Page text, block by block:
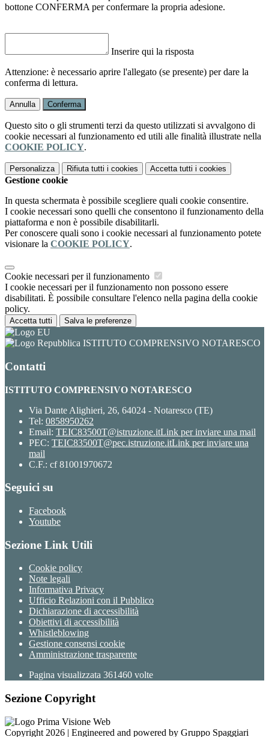
bottone CONFERMA per confermare la propria adesione.
Inserire qui la risposta
Attenzione: è necessario aprire l'allegato (se presente) per dare la
conferma di lettura.
Annulla Conferma
Questo sito o gli strumenti terzi da questo utilizzati si avvalgono di
cookie necessari al funzionamento ed utili alle finalità illustrate nella
COOKIE POLICY.
Personalizza Rifiuta tutti i cookies Accetta tutti i cookies
Gestione cookie
In questa schermata è possibile scegliere quali cookie consentire.
I cookie necessari sono quelli che consentono il funzionamento della
piattaforma e non è possibile disabilitarli.
Per conoscere quali sono i cookie necessari al funzionamento potete
visionare la COOKIE POLICY.
Cookie necessari per il funzionamento
I cookie necessari per il funzionamento non possono essere
disabilitati. È possibile consultare l'elenco nella pagina della cookie
policy.
Accetta tutti Salva le preferenze
ISTITUTO COMPRENSIVO NOTARESCO
Contatti
ISTITUTO COMPRENSIVO NOTARESCO
Via Dante Alighieri, 26, 64024 - Notaresco (TE)
Tel: 0858950262
Email: TEIC83500T@istruzione.itLink per inviare una mail
PEC: TEIC83500T@pec.istruzione.itLink per inviare una
mail
C.F.: cf 81001970672
Seguici su
Facebook
Youtube
Sezione Link Utili
Cookie policy
Note legali
Informativa Privacy
Ufficio Relazioni con il Pubblico
Dichiarazione di accessibilità
Obiettivi di accessibilità
Whistleblowing
Gestione consensi cookie
Amministrazione trasparente
Pagina visualizzata 361460 volte
Sezione Copyright
Copyright 2026 | Engineered and powered by Gruppo Spaggiari